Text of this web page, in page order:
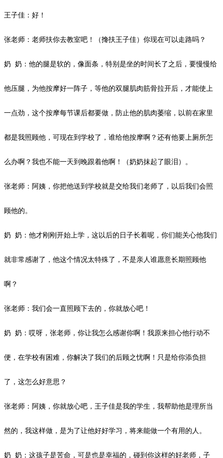
王子佳：好！
张老师：老师扶你去教室吧！（搀扶王子佳）你现在可以走路吗？
奶 奶：他的腿是软的，像面条，特别是坐的时间长了之后，要慢慢给
他压腿，为他按摩好一阵子，等他的双腿肌肉筋骨拉开后，才能使上
一点劲，这个按摩每节课后都要做，防止他的肌肉萎缩，以前在家里
都是我照顾他，可现在到学校了，谁给他按摩啊？还有他要上厕所怎
么办啊？我也不能一天到晚跟着他啊！（奶奶抹起了眼泪）。
张老师：阿姨，你把他送到学校就是交给我们老师了，以后我们会照
顾他的。
奶 奶：他才刚刚开始上学，这以后的日子长着呢，你们能关心他我们
就非常感谢了，他这个情况太特殊了，不是亲人谁愿意长期照顾他
啊？
张老师：我们会一直照顾下去的，你就放心吧！
奶 奶：哎呀，张老师，你让我怎么感谢你啊！我原来担心他行动不
便，在学校有困难，你解决了我们的后顾之忧啊！只是给你添负担
了，这怎么好意思？
张老师：阿姨，你就放心吧，王子佳是我的学生，我帮助他是理所当
然的，我这样做，是为了让他好好学习，将来能做一个有用的人。
奶 奶：这孩子是苦命，可是也是幸福的，碰到你这样的好老师，子